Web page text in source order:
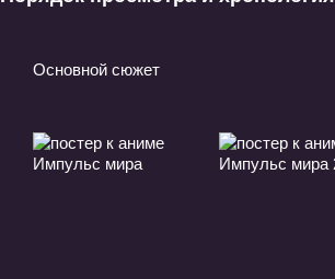
Основной сюжет